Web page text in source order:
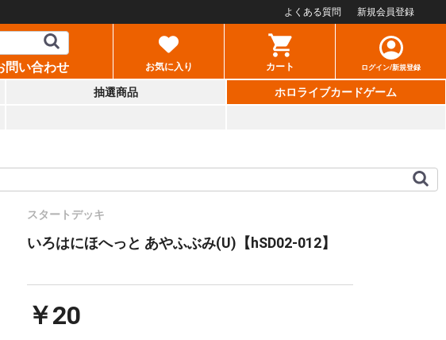
よくある質問 新規会員登録
問い合わせ お気に入り カート ログイン/新規登録
抽選商品
ホロライブカードゲーム
スタートデッキ
いろはにほへっと あやふぶみ(U)【hSD02-012】
￥20